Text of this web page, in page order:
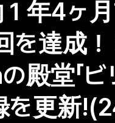
年4ヶ
を達成
殿堂「ビ
を更新